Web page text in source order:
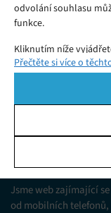
odvolání souhlasu
funkce.
Kliknutím níže
podrobnější
pomocí přepínačů v
Spravovat souhlas ve
Ukládání a/nebo
publiku
různých zdrojů.
Přečtěte si více o
Jsme web zajímající
od mobilních